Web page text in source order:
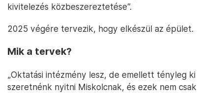
kivitelezés közbeszereztetése”.
2025 végére tervezik, hogy elkészül az épület.
Mik a tervek?
„Oktatási intézmény lesz, de emellett tényleg ki
szeretnénk nyitni Miskolcnak, és ezek nem csak